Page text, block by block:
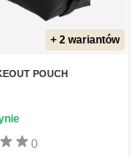
+ 2 wariantów
POUCH
0